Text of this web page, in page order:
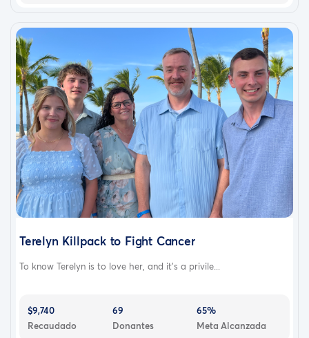
Terelyn Killpack to Fight Cancer
To know Terelyn is to love her, and it’s a privile...
$9,740
Recaudado
69
Donantes
65%
Meta Alcanzada